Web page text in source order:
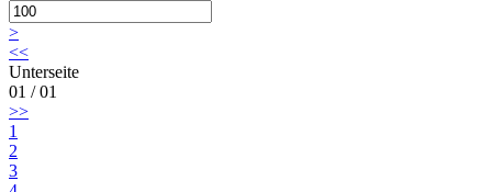
>
<<
Unterseite
01 / 01
>>
1
2
3